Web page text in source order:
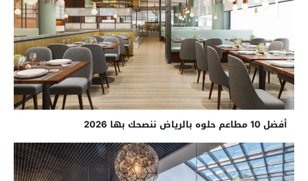
أفضل 10 مطاعم حلوه بالرياض ننصحك بها 2026